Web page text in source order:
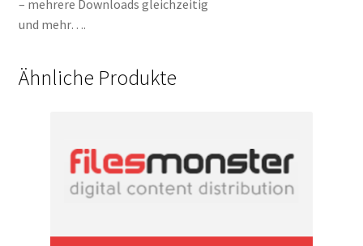
– mehrere Downloads gleichzeitig
und mehr….
Ähnliche Produkte